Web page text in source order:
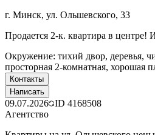
г. Минск, ул. Ольшевского, 33
Продается 2-к. квартира в центре!
Окружение: тихий двор, деревья,
просторная 2-комнатная, хорошая
Контакты
Написать
09.07.2026 ID 4168508
Агентство